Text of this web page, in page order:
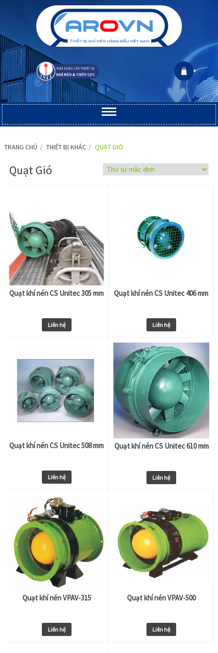
TRANG CHỦ THIẾT BỊ KHÁC QUẠT GIÓ
Quạt Gió
Quạt khí nén CS Unitec 305 mm
Liên hệ
Quạt khí nén CS Unitec 406 mm
Liên hệ
Quạt khí nén CS Unitec 508 mm
Liên hệ
Quạt khí nén CS Unitec 610 mm
Liên hệ
Quạt khí nén VPAV-315
Liên hệ
Quạt khí nén VPAV-500
Liên hệ